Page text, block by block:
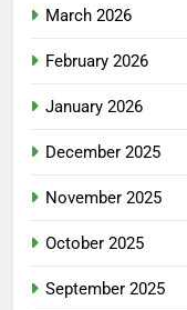
March 2026
February 2026
January 2026
December 2025
November 2025
October 2025
September 2025